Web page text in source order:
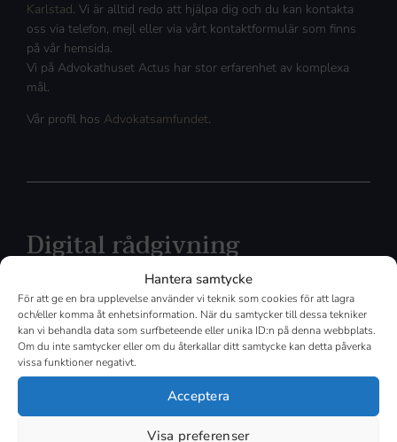
Hantera samtycke
För att ge en bra upplevelse använder vi teknik som cookies för att lagra
och/eller komma åt enhetsinformation. När du samtycker till dessa tekniker
kan vi behandla data som surfbeteende eller unika ID:n på denna webbplats.
Om du inte samtycker eller om du återkallar ditt samtycke kan detta påverka
vissa funktioner negativt.
Acceptera
Visa preferenser
Karlstad. Vi är alltid redo att hjälpa dig och du kan kontakta
oss via telefon, mejl eller via vårt kontaktformulär som finns
på vår hemsida.
Vi på Advokathuset Actus har stor erfarenhet av komplexa
mål.
Vår profil hos Advokatsamfundet.
Digital rådgivning
Actus Advokatbyrå erbjuder nu digital juridisk rådgivning inom
alla verksamhetsområden. Med tjänsten kan klienter i hela
Sverige få kvalificerad rådgivning, oavsett geografisk plats
eller komplexitet i deras juridiska frågor.
Läs mer här